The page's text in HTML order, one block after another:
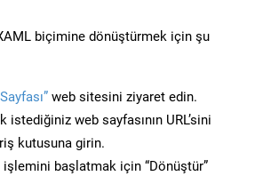
biçimine dönüştürmek için şu
web sitesini ziyaret edin.
istediğiniz web sayfasının URL’sini
kutusuna girin.
başlatmak için “Dönüştür”